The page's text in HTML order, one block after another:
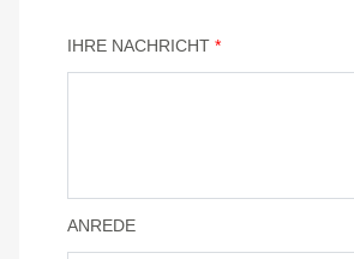
IHRE NACHRICHT *
ANREDE